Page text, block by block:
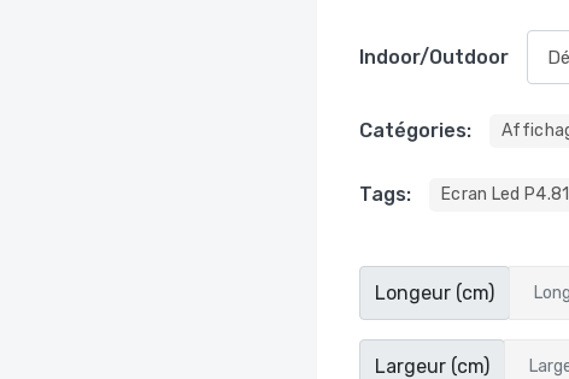
Indoor/outdoor
Catégories:
Tags: Ecran Led
Longeur (cm)
Largeur (cm)